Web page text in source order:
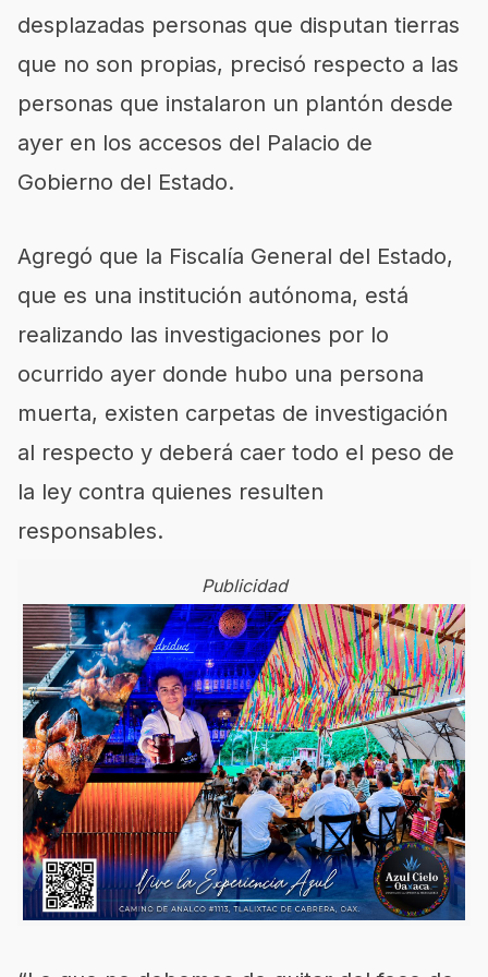
desplazadas personas que disputan tierras
que no son propias, precisó respecto a las
personas que instalaron un plantón desde
ayer en los accesos del Palacio de
Gobierno del Estado.
Agregó que la Fiscalía General del Estado,
que es una institución autónoma, está
realizando las investigaciones por lo
ocurrido ayer donde hubo una persona
muerta, existen carpetas de investigación
al respecto y deberá caer todo el peso de
la ley contra quienes resulten
responsables.
Publicidad